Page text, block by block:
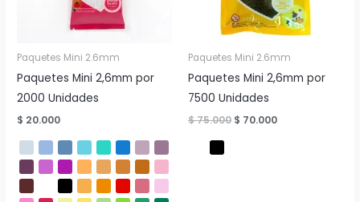
Paquetes Mini 2.6mm
Paquetes Mini 2,6mm por
2000 Unidades
$ 20.000
Paquetes Mini 2.6mm
Paquetes Mini 2,6mm por
7500 Unidades
$75.000 El
$ 70.000El